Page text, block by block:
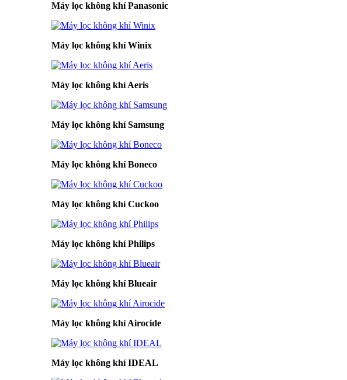
Máy lọc không khí Panasonic
Máy lọc không khí Winix
Máy lọc không khí Aeris
Máy lọc không khí Samsung
Máy lọc không khí Boneco
Máy lọc không khí Cuckoo
Máy lọc không khí Philips
Máy lọc không khí Blueair
Máy lọc không khí Airocide
Máy lọc không khí IDEAL